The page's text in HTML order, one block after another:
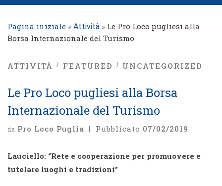
Pagina iniziale » Attività » Le Pro Loco pugliesi alla
Borsa Internazionale del Turismo
ATTIVITÀ FEATURED UNCATEGORIZED
Le Pro Loco pugliesi alla Borsa
Internazionale del Turismo
da Pro Loco Puglia | Pubblicato 07/02/2019
Lauciello: “Rete e cooperazione per promuovere e
tutelare luoghi e tradizioni”